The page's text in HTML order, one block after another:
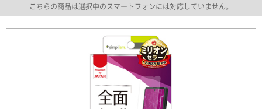
こちらの商品は選択中のスマートフォンには対応していません。